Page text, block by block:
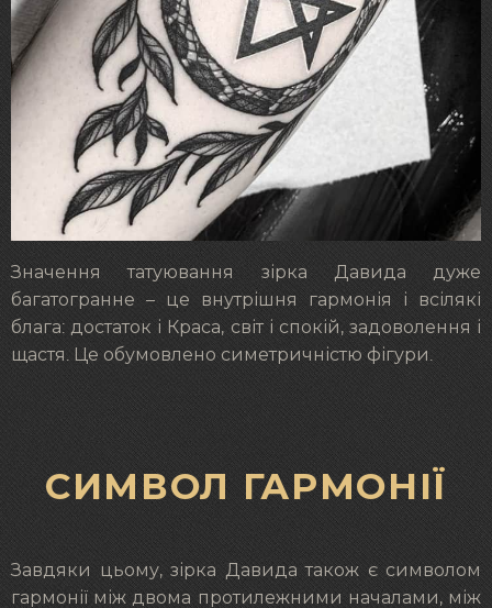
Значення татуювання зірка Давида дуже
багатогранне – це внутрішня гармонія і всілякі
блага: достаток і Краса, світ і спокій, задоволення і
щастя. Це обумовлено симетричністю фігури.
СИМВОЛ ГАРМОНІЇ
Завдяки цьому, зірка Давида також є символом
гармонії між двома протилежними началами, між